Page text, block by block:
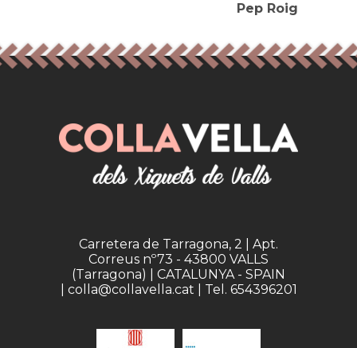
Pep Roig
Carretera de Tarragona, 2 | Apt.
Correus nº73 - 43800 VALLS
(Tarragona) | CATALUNYA - SPAIN
| colla@collavella.cat | Tel. 654396201